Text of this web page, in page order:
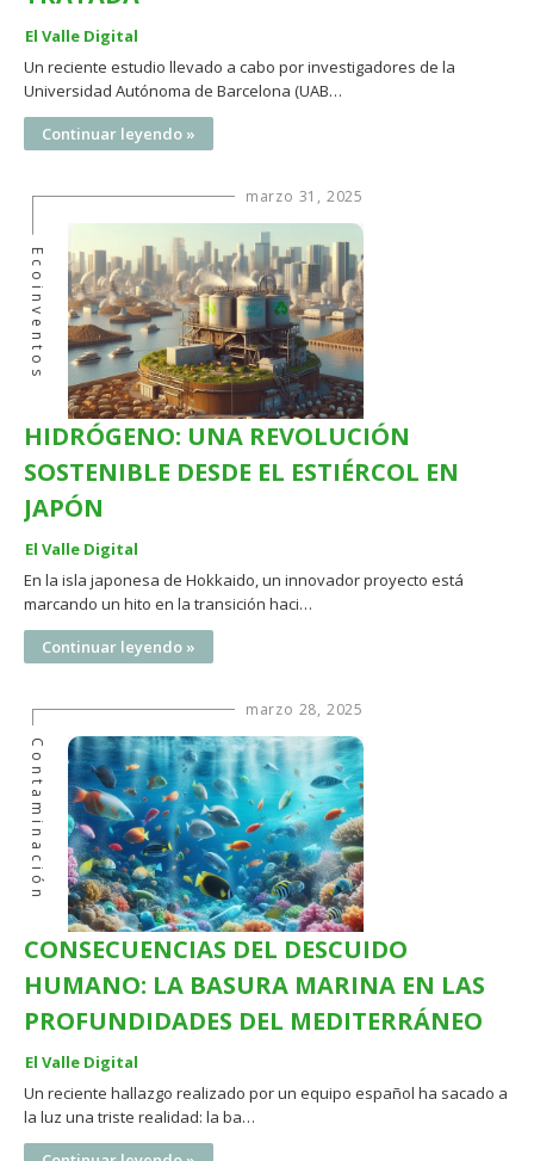
El Valle Digital
Un reciente estudio llevado a cabo por investigadores de la
Universidad Autónoma de Barcelona (UAB…
Continuar leyendo »
marzo 31, 2025
Ecoinventos
HIDRÓGENO: UNA REVOLUCIÓN
SOSTENIBLE DESDE EL ESTIÉRCOL EN
JAPÓN
El Valle Digital
En la isla japonesa de Hokkaido, un innovador proyecto está
marcando un hito en la transición haci…
Continuar leyendo »
marzo 28, 2025
Contaminación
CONSECUENCIAS DEL DESCUIDO
HUMANO: LA BASURA MARINA EN LAS
PROFUNDIDADES DEL MEDITERRÁNEO
El Valle Digital
Un reciente hallazgo realizado por un equipo español ha sacado a
la luz una triste realidad: la ba…